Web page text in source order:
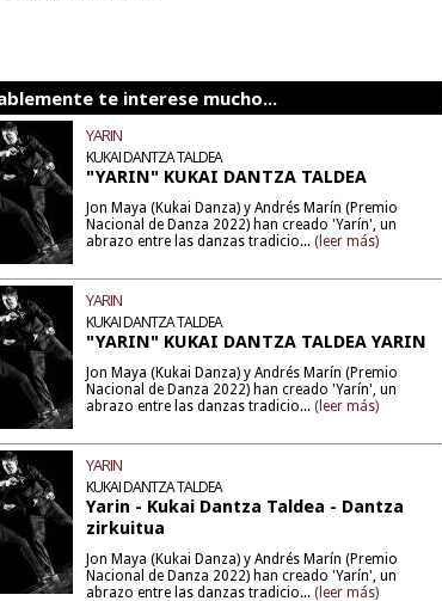
te interese mucho...
YARIN
KUKAI DANTZA TALDEA
"YARIN" KUKAI DANTZA TALDEA
Jon Maya (Kukai Danza) y Andrés Marín (Premio
Nacional de Danza 2022) han creado 'Yarín', un
abrazo entre las danzas tradicio...(leer más)
YARIN
KUKAI DANTZA TALDEA
"YARIN" KUKAI DANTZA TALDEA YARIN
Jon Maya (Kukai Danza) y Andrés Marín (Premio
Nacional de Danza 2022) han creado 'Yarín', un
abrazo entre las danzas tradicio...(leer más)
YARIN
KUKAI DANTZA TALDEA
Yarin - Kukai Dantza Taldea - Dantza
zirkuitua
Jon Maya (Kukai Danza) y Andrés Marín (Premio
Nacional de Danza 2022) han creado 'Yarín', un
abrazo entre las danzas tradicio...(leer más)